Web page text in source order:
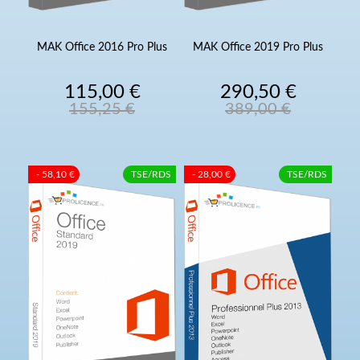
MAK Office 2016 Pro Plus
Prix
115,00 €Prix
155,25 €
MAK Office 2019 Pro Plus
Prix
290,50 €Prix
389,00 €
TSE/RDS
- 58,10 € TSE/RDS
- 28,00 €